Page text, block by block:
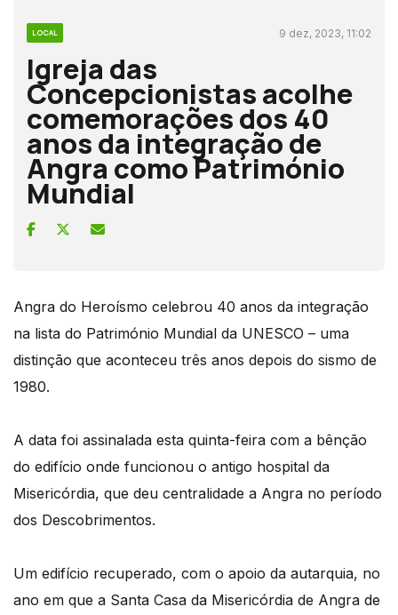
LOCAL 9 dez, 2023, 11:02
Igreja das
Concepcionistas acolhe
comemorações dos 40
anos da integração de
Angra como Património
Mundial
Angra do Heroísmo celebrou 40 anos da integração
na lista do Património Mundial da UNESCO – uma
distinção que aconteceu três anos depois do sismo de
1980.
A data foi assinalada esta quinta-feira com a bênção
do edifício onde funcionou o antigo hospital da
Misericórdia, que deu centralidade a Angra no período
dos Descobrimentos.
Um edifício recuperado, com o apoio da autarquia, no
ano em que a Santa Casa da Misericórdia de Angra de